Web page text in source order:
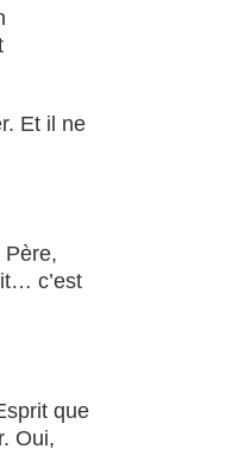
Et il ne
Père,
c’est
que
Oui,